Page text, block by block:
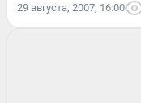
29 августа, 2007, 16:00